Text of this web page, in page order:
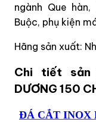
ngành Que
Buộc, phụ kiện
Hãng sản xuất:
Chi tiết sản
DƯƠNG 150
ĐÁ CẮT INOX